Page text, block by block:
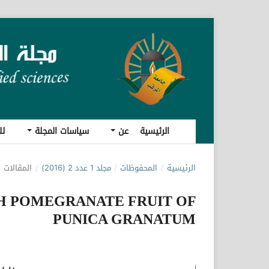
الرئيسية عن سياسات المجلة
الرئيسية / المحفوظات / مجلد 1 عدد 2 (2016) / المقالات
POMEGRANATE FRUIT OF
PUNICA GRANATUM